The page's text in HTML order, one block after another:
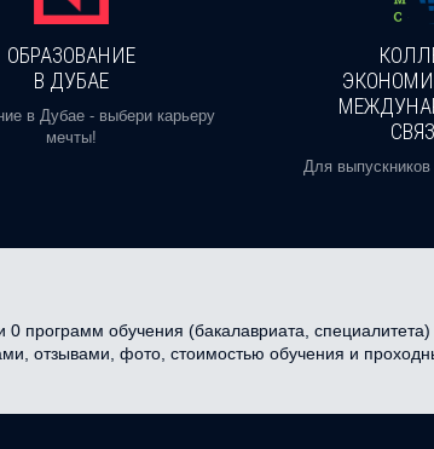
ОБРАЗОВАНИЕ
В ДУБАЕ
в Дубае - выбери карьеру
мечты!
Для выпускников
программ обучения (бакалавриата, специалитета)
отзывами, фото, стоимостью обучения и